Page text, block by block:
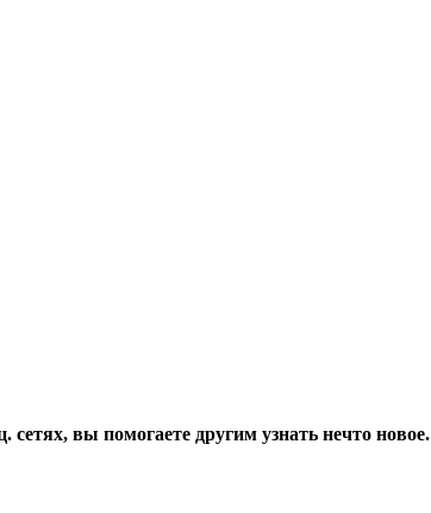
вы помогаете другим узнать нечто новое.